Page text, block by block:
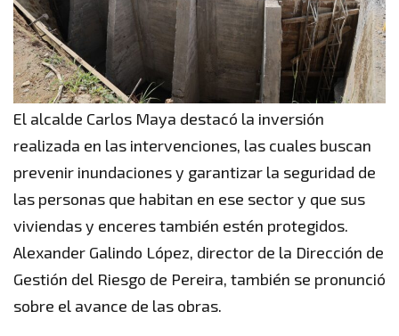
El alcalde Carlos Maya destacó la inversión
realizada en las intervenciones, las cuales buscan
prevenir inundaciones y garantizar la seguridad de
las personas que habitan en ese sector y que sus
viviendas y enceres también estén protegidos.
Alexander Galindo López, director de la Dirección de
Gestión del Riesgo de Pereira, también se pronunció
sobre el avance de las obras.